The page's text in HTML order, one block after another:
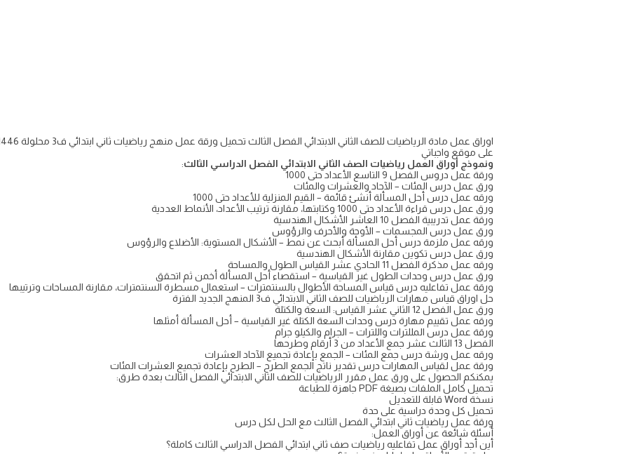
على موقع واجباتي
ونموذج أوراق العمل رياضيات الصف الثاني الابتدائي الفصل الدراسي الثالث:
ورقة عمل دروس الفصل 9 التاسع الأعداد حتى 1000
ورق عمل درس المئات – الآحاد والعشرات والمئات
ورقه عمل درس أحل المسألة أنشئ قائمة – القيم المنزلية للأعداد حتى 1000
ورق عمل درس قراءة الأعداد حتى 1000 وكتابتها، مقارنة ترتيب الأعداد، الأنماط العددية
ورقة عمل تدريبية الفصل 10 العاشر الأشكال الهندسية
ورق عمل درس المجسمات – الأوجة والأحرف والرؤوس
ورقه عمل ملزمة درس أحل المسألة أبحث عن نمط – الأشكال المستوية: الأضلاع والرؤوس
ورق عمل درس تكوين مقارنة الأشكال الهندسية
ورقه عمل مذكرة الفصل 11 الحادي عشر القياس الطول والمساحة
ورق عمل درس وحدات الطول غير القياسية – استقصاء أحل المسألة أخمن ثم اتحقق
ورقة عمل تفاعليه درس قياس المساحة الأطوال بالسنتمترات – استعمال مسطرة السنتمترات، مقارنة المساحات وترتيبها
حل اوراق قياس مهارات الرياضيات للصف الثاني الابتدائي ف3 المنهج الجديد الفترة
ورق عمل الفصل 12 الثاني عشر القياس: السعة والكتلة
ورقه عمل تقييم مهارة درس وحدات السعة الكتلة غير القياسية – أحل المسألة أمثلها
ورقة عمل درس المللترات واللترات – الجرام والكيلو جرام
الفصل 13 الثالث عشر جمع الأعداد من 3 أرقام وطرحها
ورقه عمل ورشة درس جمع المئات – الجمع بإعادة تجميع الآحاد العشرات
ورقة عمل لقياس المهارات درس تقدير ناتج الجمع الطرح – الطرح بإعادة تجميع العشرات المئات
يمكنكم الحصول على ورق عمل مقرر الرياضيات للصف الثاني الابتدائي الفصل الثالث بعدة طرق:
تحميل كامل الملفات بصيغة PDF جاهزة للطباعة
نسخة Word قابلة للتعديل
تحميل كل وحدة دراسية على حدة
ورقة عمل رياضيات ثاني ابتدائي الفصل الثالث مع الحل لكل درس
أسئلة شائعة عن أوراق العمل:
أين أجد أوراق عمل تفاعليه رياضيات صف ثاني ابتدائي الفصل الدراسي الثالث كاملة؟